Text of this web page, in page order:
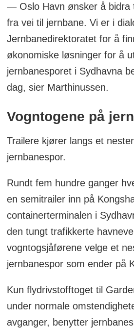
— Oslo Havn ønsker å bidra
fra vei til jernbane. Vi er i
Jernbanedirektoratet for å
økonomiske løsninger for å
jernbanesporet i Sydhavna
dag, sier Marthinussen.
Vogntogene på
Trailere kjører langs et
jernbanespor.
Rundt fem hundre ganger
en semitrailer inn på
containerterminalen i
den tungt trafikkerte
vogntogsjåførene velge et
jernbanespor som ender på
Kun flydrivstofftoget til
under normale
avganger, benytter